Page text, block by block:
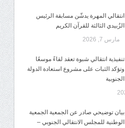
انتقالي المهرة يدشّن مسابقة الرئيس
الزُبيدي الثالثة للقرآن الكريم
مارس 7, 2026
تنفيذية انتقالي شبوة تعقد لقاءً موسعًا
وتؤكد الثبات على مشروع استعادة الدولة
الجنوبية
بيان توضيحي صادر عن الجمعية الجمعية
الوطنية للمجلس الانتقالي الجنوبي –